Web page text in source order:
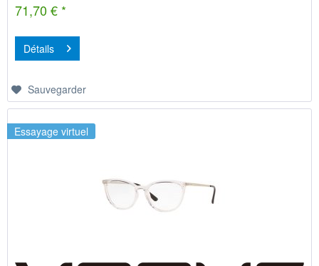
71,70 € *
Détails
Sauvegarder
Essayage virtuel